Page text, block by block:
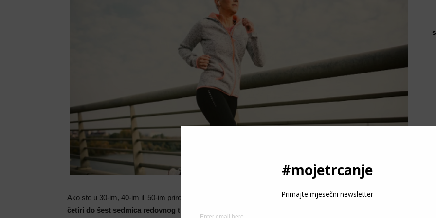
Ako ste u 30-im, 40-im ili 50-im prirodno je da će tijelu trebati više vremena za navikavanje na trčanje –
četiri do šest sedmica redovnog treninga. Isto vrijeme je potrebno i težim trkačima, jer oni ipak nose